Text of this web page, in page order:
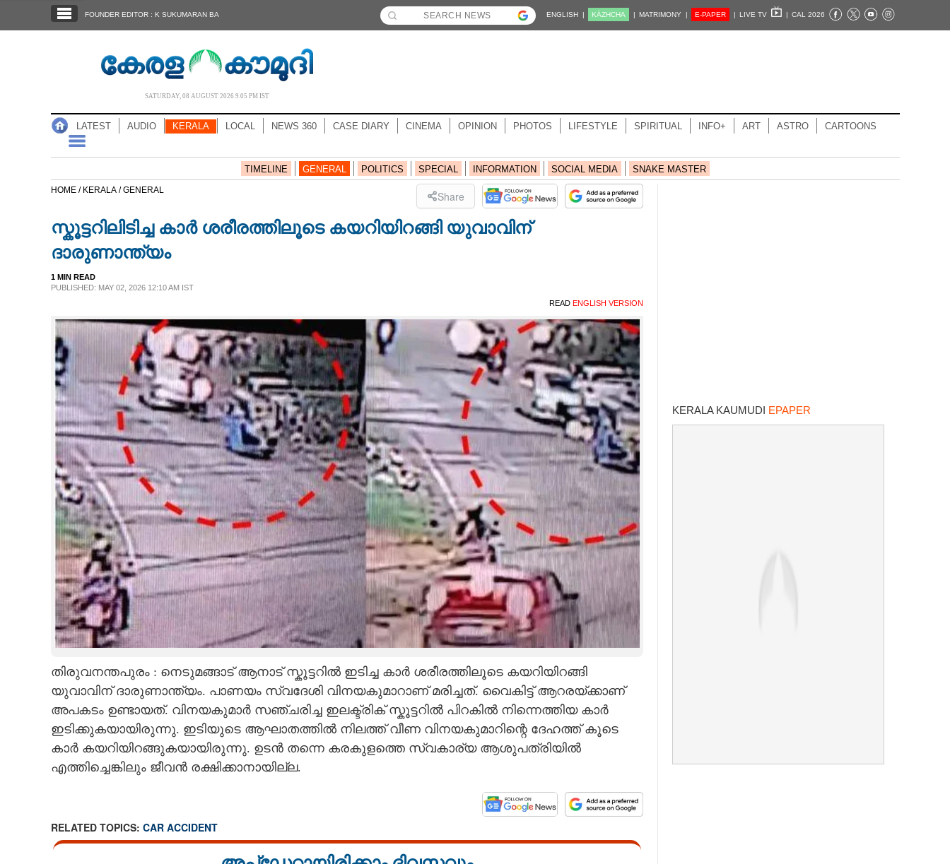
NOTIFIED NEWS
NEWS 360
CASE DIARY
SPIRITUAL
LITERATURE
FOUNDER EDITOR : K SUKUMARAN BA ENGLISH | KĀZHCHA | MATRIMONY | E-PAPER | LIVE TV | CAL 2026
SATURDAY, 08 AUGUST 2026 9.05 PM IST
LATEST AUDIO KERALA LOCAL NEWS 360 CASE DIARY CINEMA OPINION PHOTOS LIFESTYLE SPIRITUAL INFO+ ART ASTRO CARTOONS
TIMELINE GENERAL POLITICS SPECIAL INFORMATION SOCIAL MEDIA SNAKE MASTER
HOME / KERALA /GENERAL Share
സ്കൂട്ടറിലിടിച്ച കാർ ശരീരത്തിലൂടെ കയറിയിറങ്ങി യുവാവിന്
ദാരുണാന്ത്യം
1 MIN READ
PUBLISHED: MAY 02, 2026 12:10 AM IST
READ ENGLISH VERSION
തിരുവനന്തപുരം : നെടുമങ്ങാട് ആനാട് സ്കൂട്ടറിൽ ഇടിച്ച കാർ ശരീരത്തിലൂടെ കയറിയിറങ്ങി
യുവാവിന് ദാരുണാന്ത്യം. പാണയം സ്വദേശി വിനയകുമാറാണ് മരിച്ചത്. വൈകിട്ട് ആറരയ്ക്കാണ്
അപകടം ഉണ്ടായത്. വിനയകുമാർ സഞ്ചരിച്ച ഇലക്ട്രിക് സ്കൂട്ടറിൽ പിറകിൽ നിന്നെത്തിയ കാർ
ഇടിക്കുകയായിരുന്നു. ഇടിയുടെ ആഘാതത്തിൽ നിലത്ത് വീണ വിനയകുമാറിന്റെ ദേഹത്ത് കൂടെ
കാർ കയറിയിറങ്ങുകയായിരുന്നു. ഉടൻ തന്നെ കരകുളത്തെ സ്വകാര്യ ആശുപത്രിയിൽ
എത്തിച്ചെങ്കിലും ജീവൻ രക്ഷിക്കാനായില്ല.
RELATED TOPICS: CAR ACCIDENT
KERALA KAUMUDI EPAPER